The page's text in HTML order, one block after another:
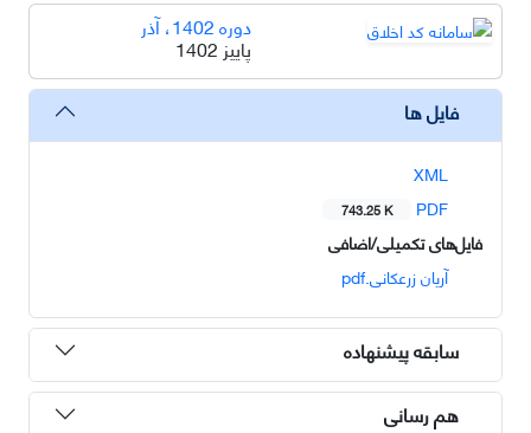
دوره 1402، آذر
پاییز 1402
فایل ها
XML
PDF
743.25 K
فایل‌های تکمیلی/اضافی
آریان زرعکانی.pdf
سابقه پیشنهاده
هم رسانی